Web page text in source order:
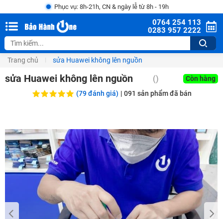
Phục vụ: 8h-21h, CN & ngày lễ từ 8h - 19h
0764 254 113
0283 957 2222
Trang chủ sửa Huawei không lên nguồn
sửa Huawei không lên nguồn ()
Còn hàng
(79 đánh giá) | 091 sản phẩm đã bán